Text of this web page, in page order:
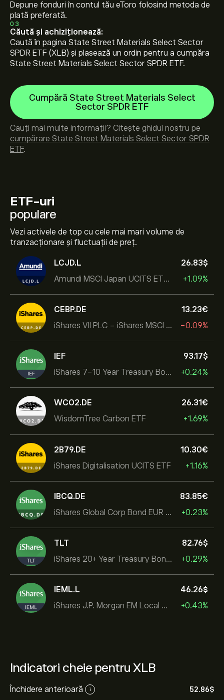
ETF-uri
populare
Vezi activele de top cu cele mai mari volume de
tranzacționare și fluctuații de preț.
LCJD.L
Amundi MSCI Japan UCITS ETF Acc
26.83‎$‎
+1.09%
CEBP.DE
iShares VII PLC - iShares MSCI EMU USD Hedged UCITS ETF
13.23‎€‎
-0.09%
IEF
iShares 7-10 Year Treasury Bond ETF
93.17‎$‎
+0.24%
WCO2.DE
WisdomTree Carbon ETF
26.31‎€‎
+1.69%
2B79.DE
iShares Digitalisation UCITS ETF
10.30‎€‎
+1.16%
IBCQ.DE
iShares Global Corp Bond EUR Hedged UCITS ETF Dist
83.85‎€‎
+0.23%
TLT
iShares 20+ Year Treasury Bond ETF
82.76‎$‎
+0.29%
IEML.L
iShares J.P. Morgan EM Local Govt Bond UCITS ETF
46.26‎$‎
+0.43%
Indicatori cheie pentru XLB
Închidere anterioară i 52.86‎$‎
Depune fonduri în contul tău eToro folosind metoda de
plată preferată.
03
Căută și achiziționează:
Caută în pagina State Street Materials Select Sector
SPDR ETF (XLB) și plasează un ordin pentru a cumpăra
State Street Materials Select Sector SPDR ETF.
Cumpără State Street Materials Select
Sector SPDR ETF
Cauți mai multe informații? Citește ghidul nostru pe
cumpărare State Street Materials Select Sector SPDR
ETF.